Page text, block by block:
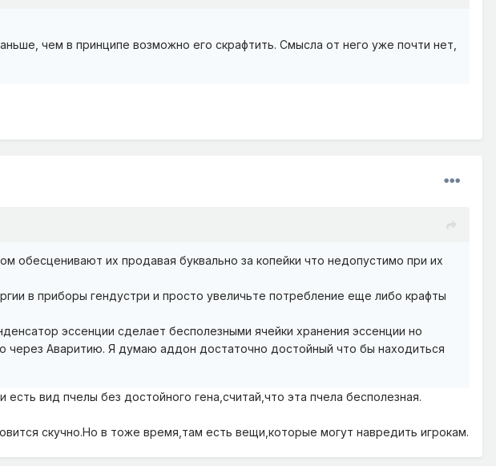
чем в принципе возможно его скрафтить. Смысла от него уже почти нет,
их продавая буквально за копейки что недопустимо при их
в приборы гендустри и просто увеличьте потребление еще либо крафты
эссенции сделает бесполезными ячейки хранения эссенции но
через Аваритию. Я думаю аддон достаточно достойный что бы находиться
вид пчелы без достойного гена,считай,что эта пчела бесполезная.
скучно.Но в тоже время,там есть вещи,которые могут навредить игрокам.